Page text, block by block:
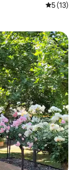
平均评分
5 (13)